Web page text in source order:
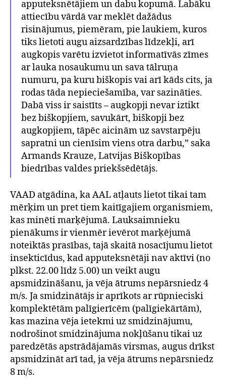
apputeksnētājiem un dabu kopumā. Labāku
attiecību vārdā var meklēt dažādus
risinājumus, piemēram, pie laukiem, kuros
tiks lietoti augu aizsardzības līdzekļi, arī
augkopis varētu izvietot informatīvās zīmes
ar lauka nosaukumu un sava tālruņa
numuru, pa kuru biškopis vai arī kāds cits, ja
rodas tāda nepieciešamība, var sazināties.
Dabā viss ir saistīts – augkopji nevar iztikt
bez biškopjiem, savukārt, biškopji bez
augkopjiem, tāpēc aicinām uz savstarpēju
sapratni un cienīsim viens otra darbu,” saka
Armands Krauze, Latvijas Biškopības
biedrības valdes priekšsēdētājs.
VAAD atgādina, ka AAL atļauts lietot tikai tam
mērķim un pret tiem kaitīgajiem organismiem,
kas minēti marķējumā. Lauksaimnieku
pienākums ir vienmēr ievērot marķējumā
noteiktās prasības, tajā skaitā nosacījumu lietot
insekticīdus, kad apputeksnētāji nav aktīvi (no
plkst. 22.00 līdz 5.00) un veikt augu
apsmidzināšanu, ja vēja ātrums nepārsniedz 4
m/s. Ja smidzinātājs ir aprīkots ar rūpnieciski
komplektētām palīgierīcēm (palīgiekārtām),
kas mazina vēja ietekmi uz smidzinājumu,
nodrošinot smidzinājuma nokļūšanu tikai uz
paredzētās apstrādājamās virsmas, augus drīkst
apsmidzināt arī tad, ja vēja ātrums nepārsniedz
8 m/s.